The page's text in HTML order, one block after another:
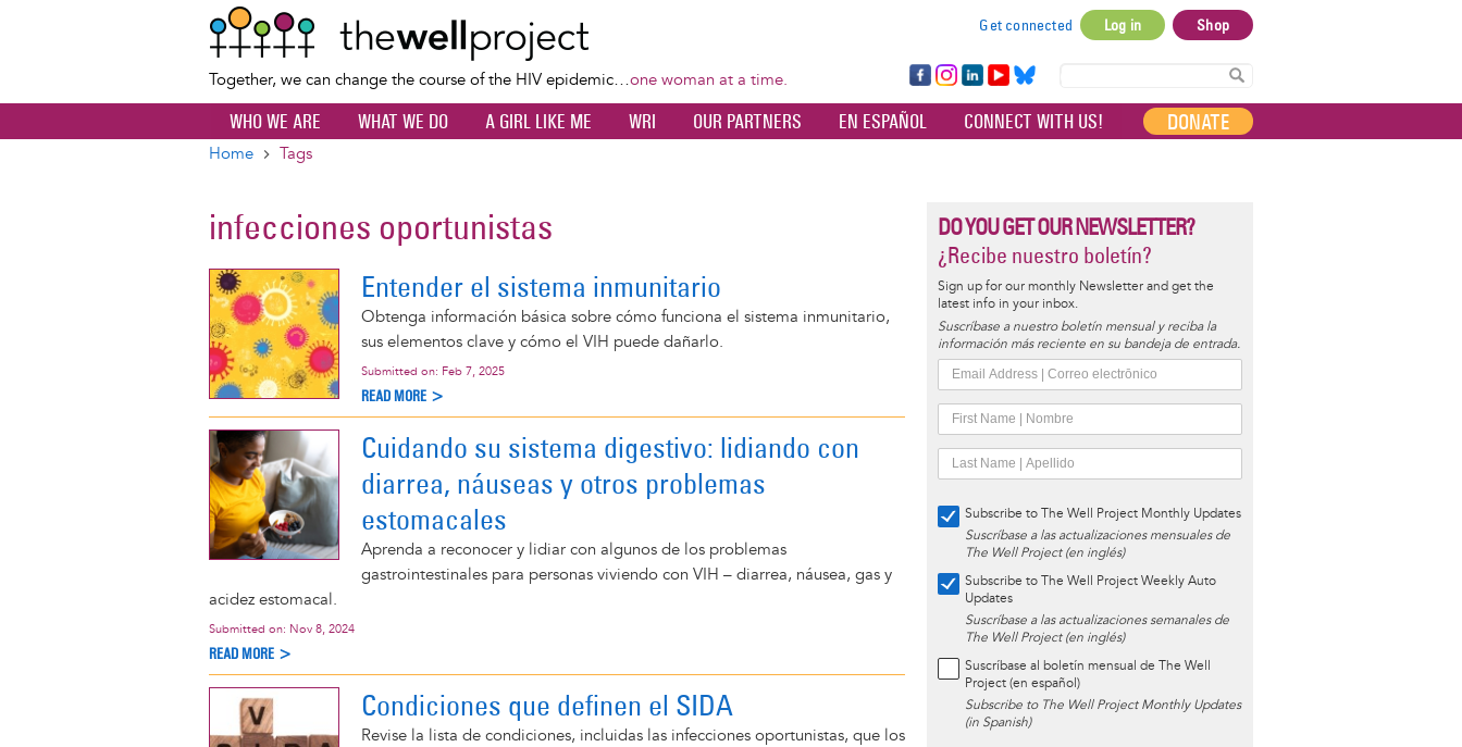
content
Together, we can change the course of the HIV epidemic…one woman at a time.
account
menu
Get connected Log in Shop
Fa
ce
bo
Ins
ta
Lin
ke
dI
Yo
uT
ub
Bl
ue
sky
WHO WE ARE WHAT WE DO A GIRL LIKE ME WRI OUR PARTNERS EN ESPAÑOL CONNECT WITH US! DONATE
Home Tags
infecciones oportunistas
Entender el sistema inmunitario
Obtenga información básica sobre cómo funciona el sistema inmunitario,
sus elementos clave y cómo el VIH puede dañarlo.
Submitted on: Feb 7, 2025
READ MORE >
Cuidando su sistema digestivo: lidiando con
diarrea, náuseas y otros problemas
estomacales
Aprenda a reconocer y lidiar con algunos de los problemas
gastrointestinales para personas viviendo con VIH – diarrea, náusea, gas y
acidez estomacal.
Submitted on: Nov 8, 2024
READ MORE >
Condiciones que definen el SIDA
Revise la lista de condiciones, incluidas las infecciones oportunistas, que los
DO YOU GET OUR NEWSLETTER?
¿Recibe nuestro boletín?
Sign up for our monthly Newsletter and get the
latest info in your inbox.
Suscríbase a nuestro boletín mensual y reciba la
información más reciente en su bandeja de entrada.
Subscribe to The Well Project Monthly Updates
Suscríbase a las actualizaciones mensuales de
The Well Project (en inglés)
Subscribe to The Well Project Weekly Auto
Updates
Suscríbase a las actualizaciones semanales de
The Well Project (en inglés)
Suscríbase al boletín mensual de The Well
Project (en español)
Subscribe to The Well Project Monthly Updates
(in Spanish)